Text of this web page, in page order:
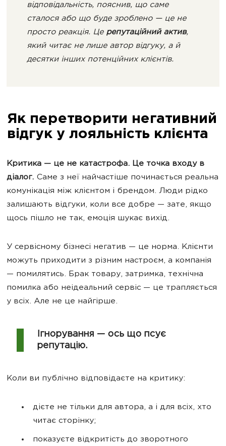
відповідальність, пояснив, що саме
сталося або що буде зроблено — це не
просто реакція. Це репутаційний актив,
який читає не лише автор відгуку, а й
десятки інших потенційних клієнтів.
Як перетворити негативний
відгук у лояльність клієнта
Критика — це не катастрофа. Це точка входу в
діалог. Саме з неї найчастіше починається реальна
комунікація між клієнтом і брендом. Люди рідко
залишають відгуки, коли все добре — зате, якщо
щось пішло не так, емоція шукає вихід.
У сервісному бізнесі негатив — це норма. Клієнти
можуть приходити з різним настроєм, а компанія
— помилятись. Брак товару, затримка, технічна
помилка або неідеальний сервіс — це трапляється
у всіх. Але не це найгірше.
Ігнорування — ось що псує
репутацію.
Коли ви публічно відповідаєте на критику:
дієте не тільки для автора, а і для всіх, хто
читає сторінку;
показуєте відкритість до зворотного